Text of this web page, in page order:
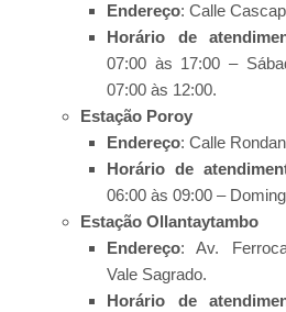
Endereço: Calle
Horário de
07:00 às 17:00 –
07:00 às 12:00.
Estação Poroy
Endereço: Calle
Horário de
06:00 às 09:00 –
Estação Ollantaytambo
Endereço: Av.
Vale Sagrado.
Horário de